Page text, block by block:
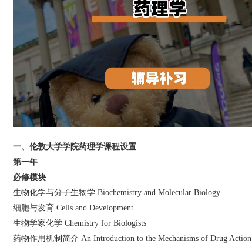
一、伦敦大学学院药理学课程设置
第一年
必修模块
生物化学与分子生物学 Biochemistry and Molecular Biology
细胞与发育 Cells and Development
生物学家化学 Chemistry for Biologists
药物作用机制简介 An Introduction to the Mechanisms of Drug Action